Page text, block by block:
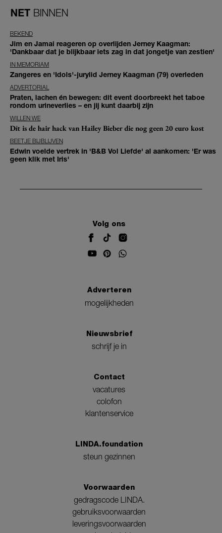
NET BINNEN
BEKEND
Jim en Jamai reageren op overlijden Jerney Kaagman:
'Dankbaar dat je blijkbaar iets zag in dat jongetje van zestien'
IN MEMORIAM
Zangeres en 'Idols'-jurylid Jerney Kaagman (79) overleden
ADVERTORIAL
Praten, lachen én bewegen: dit event doorbreekt het taboe
rondom urineverlies – en jij kunt daarbij zijn
WILLEN WE
Dít is de hair hack van Hailey Bieber die nog geen 20 euro kost
BEETJE BIJBLIJVEN
Edwin voelde vertrek in 'B&B Vol Liefde' al aankomen: 'Er was
geen klik met Iris'
Volg ons
Adverteren
mogelijkheden
Nieuwsbrief
schrijf je in
Contact
vacatures
colofon
klantenservice
LINDA.foundation
steun gezinnen
Voorwaarden
gedragscode LINDA.
gebruiksvoorwaarden
leveringsvoorwaarden